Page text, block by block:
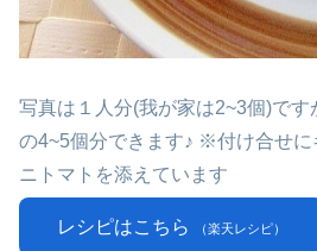
写真は１人分(我が家は2~3個)です
の4~5個分できます♪ ※付け合せに
ニトマトを添えています
レシピはこちら （楽天レシピ）